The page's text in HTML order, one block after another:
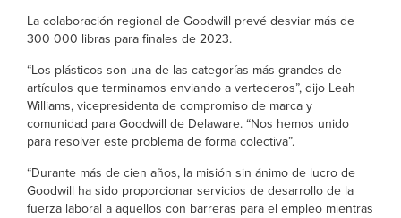
La colaboración regional de Goodwill prevé desviar más de
300 000 libras para finales de 2023.
“Los plásticos son una de las categorías más grandes de
artículos que terminamos enviando a vertederos”, dijo Leah
Williams, vicepresidenta de compromiso de marca y
comunidad para Goodwill de Delaware. “Nos hemos unido
para resolver este problema de forma colectiva”.
“Durante más de cien años, la misión sin ánimo de lucro de
Goodwill ha sido proporcionar servicios de desarrollo de la
fuerza laboral a aquellos con barreras para el empleo mientras